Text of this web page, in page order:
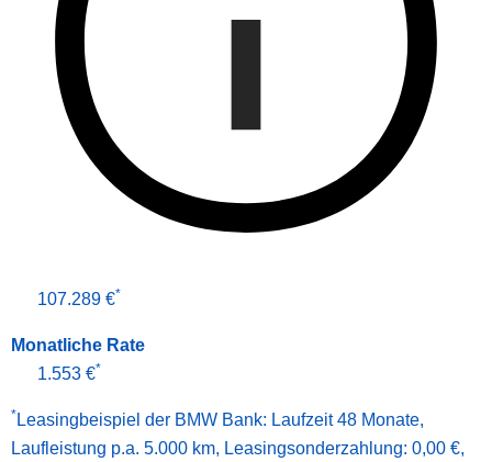
107.289 €*
Monatliche Rate
1.553 €*
* Leasingbeispiel der BMW Bank: Laufzeit 48 Monate,
Laufleistung p.a. 5.000 km, Leasingsonderzahlung: 0,00 €,